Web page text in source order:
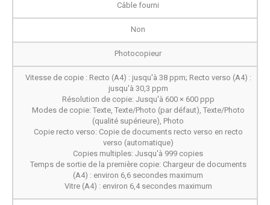
Câble fourni
Non
Photocopieur
Vitesse de copie : Recto (A4) : jusqu'à 38 ppm; Recto verso (A4) :
jusqu'à 30,3 ppm
Résolution de copie: Jusqu'à 600 × 600 ppp
Modes de copie: Texte, Texte/Photo (par défaut), Texte/Photo
(qualité supérieure), Photo
Copie recto verso: Copie de documents recto verso en recto
verso (automatique)
Copies multiples: Jusqu'à 999 copies
Temps de sortie de la première copie: Chargeur de documents
(A4) : environ 6,6 secondes maximum
Vitre (A4) : environ 6,4 secondes maximum